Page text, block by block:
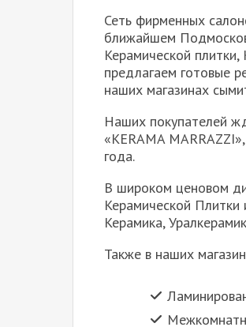
Сеть фирменных
ближайшем
Керамической
предлагаем готовые
наших магазинах
Наших покупателей
«KERAMA
года.
В широком ценовом
Керамической
Керамика,
Также в наших